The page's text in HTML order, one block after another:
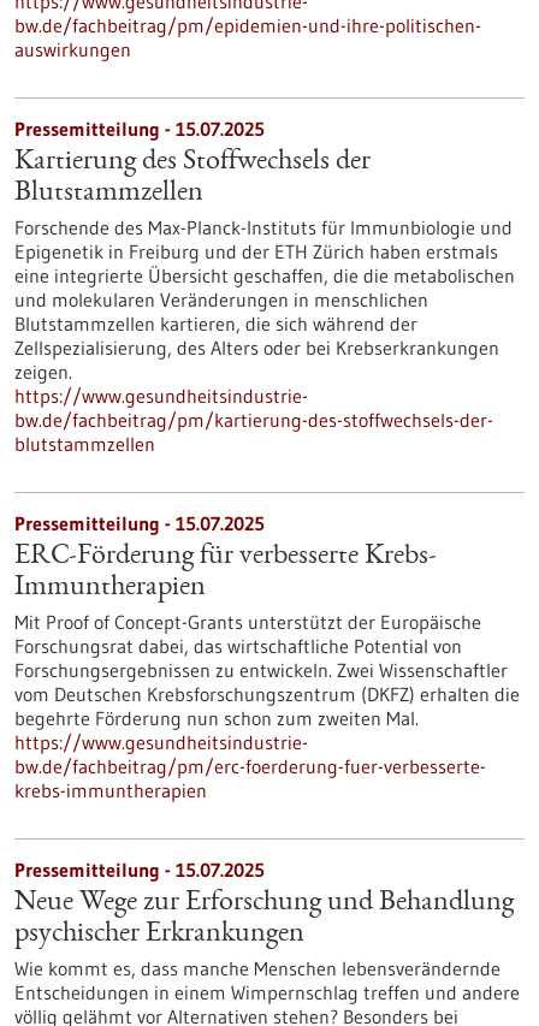
bw.de/fachbeitrag/pm/epidemien-und-ihre-politischen-
auswirkungen
Pressemitteilung - 15.07.2025
Kartierung des Stoffwechsels der
Blutstammzellen
Forschende des Max-Planck-Instituts für Immunbiologie und
Epigenetik in Freiburg und der ETH Zürich haben erstmals
eine integrierte Übersicht geschaffen, die die metabolischen
und molekularen Veränderungen in menschlichen
Blutstammzellen kartieren, die sich während der
Zellspezialisierung, des Alters oder bei Krebserkrankungen
zeigen.
https://www.gesundheitsindustrie-
bw.de/fachbeitrag/pm/kartierung-des-stoffwechsels-der-
blutstammzellen
Pressemitteilung - 15.07.2025
ERC-Förderung für verbesserte Krebs-
Immuntherapien
Mit Proof of Concept-Grants unterstützt der Europäische
Forschungsrat dabei, das wirtschaftliche Potential von
Forschungsergebnissen zu entwickeln. Zwei Wissenschaftler
vom Deutschen Krebsforschungszentrum (DKFZ) erhalten die
begehrte Förderung nun schon zum zweiten Mal.
https://www.gesundheitsindustrie-
bw.de/fachbeitrag/pm/erc-foerderung-fuer-verbesserte-
krebs-immuntherapien
Pressemitteilung - 15.07.2025
Neue Wege zur Erforschung und Behandlung
psychischer Erkrankungen
Wie kommt es, dass manche Menschen lebensverändernde
Entscheidungen in einem Wimpernschlag treffen und andere
völlig gelähmt vor Alternativen stehen? Besonders bei